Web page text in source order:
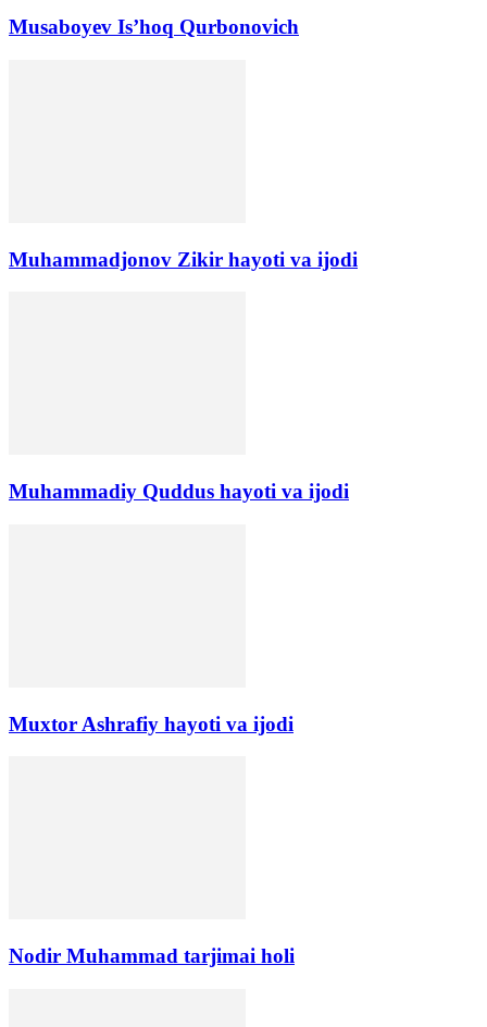
Musaboyev Is’hoq Qurbonovich
Muhammadjonov Zikir hayoti va ijodi
Muhammadiy Quddus hayoti va ijodi
Muxtor Ashrafiy hayoti va ijodi
Nodir Muhammad tarjimai holi